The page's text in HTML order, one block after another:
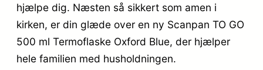
hjælpe dig. Næsten så sikkert som amen i
kirken, er din glæde over en ny Scanpan TO GO
500 ml Termoflaske Oxford Blue, der hjælper
hele familien med husholdningen.